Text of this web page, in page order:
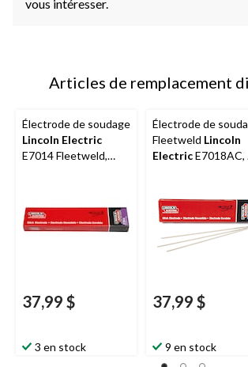
vous intéresser.
Articles de remplacement
Électrode de soudage
Lincoln Electric
E7014 Fleetweld,
37,99 $
3 en stock
Électrode de
Fleetweld Lincoln
ElectricE7018AC,
37,99 $
9 en stock